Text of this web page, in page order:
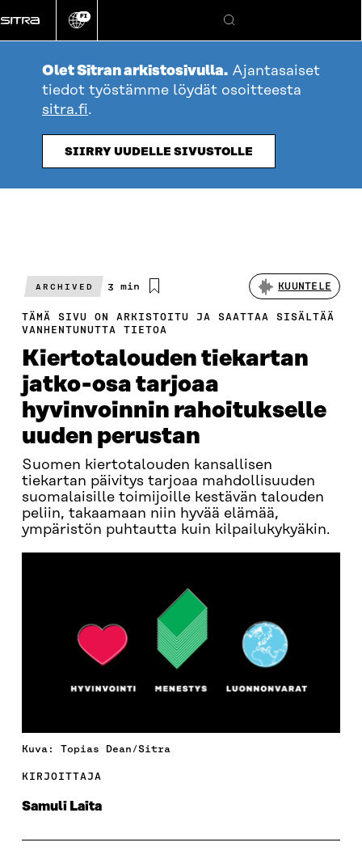
suoraan
sisältöön
Vaihda
kieli
FI
Hae
Olet Sitran arkistosivulla. Ajantasaiset
tiedot työstämme löydät osoitteesta
sitra.fi.
SIIRRY UUDELLE SIVUSTOLLE
ARCHIVED
Arvioitu
3 min KUUNTELE
TÄMÄ SIVU ON ARKISTOITU JA SAATTAA SISÄLTÄÄ
VANHENTUNUTTA TIETOA
Kiertotalouden tiekartan
jatko-osa tarjoaa
hyvinvoinnin rahoitukselle
uuden perustan
Suomen kiertotalouden kansallisen
tiekartan päivitys tarjoaa mahdollisuuden
suomalaisille toimijoille kestävän talouden
peliin, takaamaan niin hyvää elämää,
ympäristön puhtautta kuin kilpailukykyäkin.
Kuva: Topias Dean/Sitra
KIRJOITTAJA
Samuli Laita